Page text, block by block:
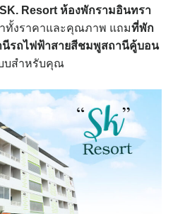
SK. Resort ห้องพักรามอินทรา
ทั้งราคาและคุณภาพ แถมที่พัก
นีรถไฟฟ้าสายสีชมพูสถานีคู้บอน
บสำหรับคุณ